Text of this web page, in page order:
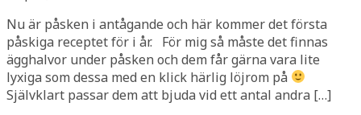
Nu är påsken i antågande och här kommer det första
påskiga receptet för i år. För mig så måste det finnas
ägghalvor under påsken och dem får gärna vara lite
lyxiga som dessa med en klick härlig löjrom på
Självklart passar dem att bjuda vid ett antal andra […]